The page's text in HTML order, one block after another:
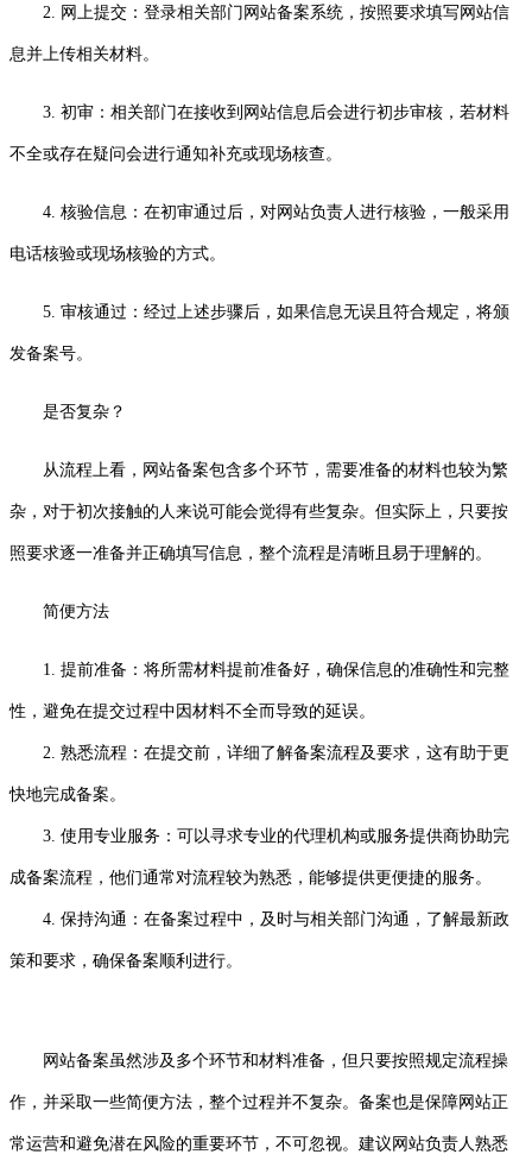
2. 网上提交：登录相关部门网站备案系统，按照要求填写网站信
息并上传相关材料。
3. 初审：相关部门在接收到网站信息后会进行初步审核，若材料
不全或存在疑问会进行通知补充或现场核查。
4. 核验信息：在初审通过后，对网站负责人进行核验，一般采用
电话核验或现场核验的方式。
5. 审核通过：经过上述步骤后，如果信息无误且符合规定，将颁
发备案号。
是否复杂？
从流程上看，网站备案包含多个环节，需要准备的材料也较为繁
杂，对于初次接触的人来说可能会觉得有些复杂。但实际上，只要按
照要求逐一准备并正确填写信息，整个流程是清晰且易于理解的。
简便方法
1. 提前准备：将所需材料提前准备好，确保信息的准确性和完整
性，避免在提交过程中因材料不全而导致的延误。
2. 熟悉流程：在提交前，详细了解备案流程及要求，这有助于更
快地完成备案。
3. 使用专业服务：可以寻求专业的代理机构或服务提供商协助完
成备案流程，他们通常对流程较为熟悉，能够提供更便捷的服务。
4. 保持沟通：在备案过程中，及时与相关部门沟通，了解最新政
策和要求，确保备案顺利进行。
网站备案虽然涉及多个环节和材料准备，但只要按照规定流程操
作，并采取一些简便方法，整个过程并不复杂。备案也是保障网站正
常运营和避免潜在风险的重要环节，不可忽视。建议网站负责人熟悉